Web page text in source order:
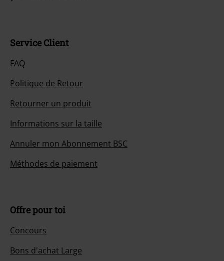
Service Client
FAQ
Politique de Retour
Retourner un produit
Informations sur la taille
Annuler mon Abonnement BSC
Méthodes de paiement
Offre pour toi
Concours
Bons d'achat Large